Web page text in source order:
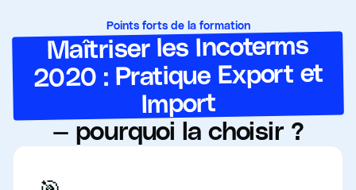
Points forts de la formation
Maîtriser les Incoterms
2020 : Pratique Export et
Import
— pourquoi la choisir ?